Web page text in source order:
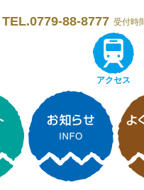
TEL.0779-88-8777 受付時
アクセス